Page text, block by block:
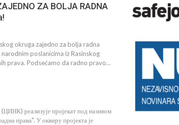
ZA BOLJA RADNA
okruga zajedno za bolja radna
poslanicima iz Rasinskog
prava. Podsećamo da radno pravo…
реализује пројекат под називом
права". У оквиру пројекта је